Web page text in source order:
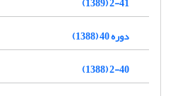
دوره 40 (1388)
2-40 (1388)